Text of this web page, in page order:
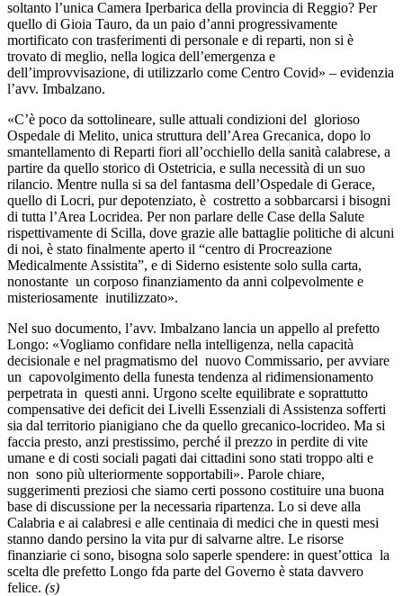
soltanto l’unica Camera Iperbarica della provincia di Reggio? Per
quello di Gioia Tauro, da un paio d’anni progressivamente
mortificato con trasferimenti di personale e di reparti, non si è
trovato di meglio, nella logica dell’emergenza e
dell’improvvisazione, di utilizzarlo come Centro Covid» – evidenzia
l’avv. Imbalzano.
«C’è poco da sottolineare, sulle attuali condizioni del glorioso
Ospedale di Melito, unica struttura dell’Area Grecanica, dopo lo
smantellamento di Reparti fiori all’occhiello della sanità calabrese, a
partire da quello storico di Ostetricia, e sulla necessità di un suo
rilancio. Mentre nulla si sa del fantasma dell’Ospedale di Gerace,
quello di Locri, pur depotenziato, è costretto a sobbarcarsi i bisogni
di tutta l’Area Locridea. Per non parlare delle Case della Salute
rispettivamente di Scilla, dove grazie alle battaglie politiche di alcuni
di noi, è stato finalmente aperto il “centro di Procreazione
Medicalmente Assistita”, e di Siderno esistente solo sulla carta,
nonostante un corposo finanziamento da anni colpevolmente e
misteriosamente inutilizzato».
Nel suo documento, l’avv. Imbalzano lancia un appello al prefetto
Longo: «Vogliamo confidare nella intelligenza, nella capacità
decisionale e nel pragmatismo del nuovo Commissario, per avviare
un capovolgimento della funesta tendenza al ridimensionamento
perpetrata in questi anni. Urgono scelte equilibrate e soprattutto
compensative dei deficit dei Livelli Essenziali di Assistenza sofferti
sia dal territorio pianigiano che da quello grecanico-locrideo. Ma si
faccia presto, anzi prestissimo, perché il prezzo in perdite di vite
umane e di costi sociali pagati dai cittadini sono stati troppo alti e
non sono più ulteriormente sopportabili». Parole chiare,
suggerimenti preziosi che siamo certi possono costituire una buona
base di discussione per la necessaria ripartenza. Lo si deve alla
Calabria e ai calabresi e alle centinaia di medici che in questi mesi
stanno dando persino la vita pur di salvarne altre. Le risorse
finanziarie ci sono, bisogna solo saperle spendere: in quest’ottica la
scelta dle prefetto Longo fda parte del Governo è stata davvero
felice. (s)